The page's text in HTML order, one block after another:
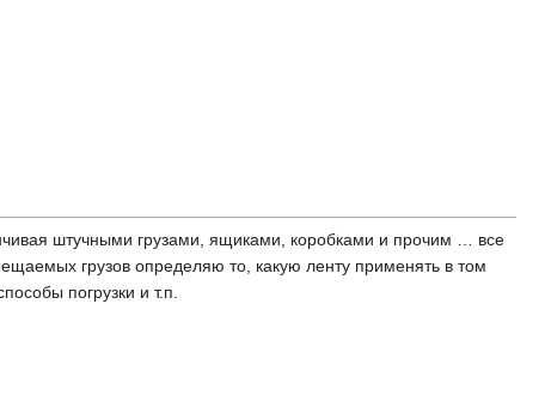
штучными грузами, ящиками, коробками и прочим … все
грузов определяю то, какую ленту применять в том
погрузки и т.п.